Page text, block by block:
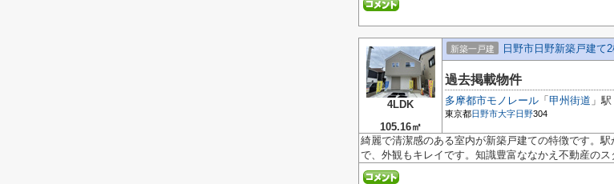
4LDK
105.16㎡
新築一戸建 日野市日野新築戸建て
過去掲載物件
多摩都市モノレール 「 甲州街道 」駅
東京都日野市大字日野304
綺麗で清潔感のある室内が新築戸建ての特徴です。
で、外観もキレイです。知識豊富ななかえ不動産の